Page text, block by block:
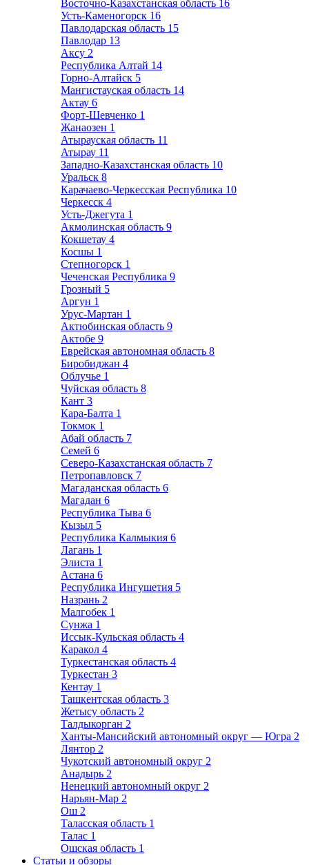
Восточно-Казахстанская область 16
Усть-Каменогорск 16
Павлодарская область 15
Павлодар 13
Аксу 2
Республика Алтай 14
Горно-Алтайск 5
Мангистауская область 14
Актау 6
Форт-Шевченко 1
Жанаозен 1
Атырауская область 11
Атырау 11
Западно-Казахстанская область 10
Уральск 8
Карачаево-Черкесская Республика 10
Черкесск 4
Усть-Джегута 1
Акмолинская область 9
Кокшетау 4
Косшы 1
Степногорск 1
Чеченская Республика 9
Грозный 5
Аргун 1
Урус-Мартан 1
Актюбинская область 9
Актобе 9
Еврейская автономная область 8
Биробиджан 4
Облучье 1
Чуйская область 8
Кант 3
Кара-Балта 1
Токмок 1
Абай область 7
Семей 6
Северо-Казахстанская область 7
Петропавловск 7
Магаданская область 6
Магадан 6
Республика Тыва 6
Кызыл 5
Республика Калмыкия 6
Лагань 1
Элиста 1
Астана 6
Республика Ингушетия 5
Назрань 2
Малгобек 1
Сунжа 1
Иссык-Кульская область 4
Каракол 4
Туркестанская область 4
Туркестан 3
Кентау 1
Ташкентская область 3
Жетысу область 2
Талдыкорган 2
Ханты-Мансийский автономный округ — Югра 2
Лянтор 2
Чукотский автономный округ 2
Анадырь 2
Ненецкий автономный округ 2
Нарьян-Мар 2
Ош 2
Таласская область 1
Талас 1
Ошская область 1
Статьи и обзоры